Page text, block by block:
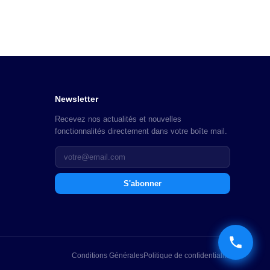
Newsletter
Recevez nos actualités et nouvelles
fonctionnalités directement dans votre boîte mail.
S'abonner
Conditions GénéralesPolitique de confidentialité